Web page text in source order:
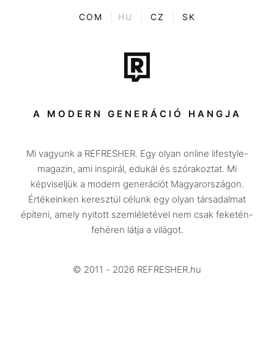
ENTR
Tech-Tudomány
Sport
Társadalom
Utazás
Életmód
Design
Beszélgetések
Videó
COM HU CZ SK
A MODERN GENERÁCIÓ HANGJA
Mi vagyunk a REFRESHER. Egy olyan online lifestyle-
magazin, ami inspirál, edukál és szórakoztat. Mi
képviseljük a modern generációt Magyarországon.
Értékeinken keresztül célunk egy olyan társadalmat
építeni, amely nyitott szemléletével nem csak feketén-
fehéren látja a világot.
© 2011 - 2026 REFRESHER.hu